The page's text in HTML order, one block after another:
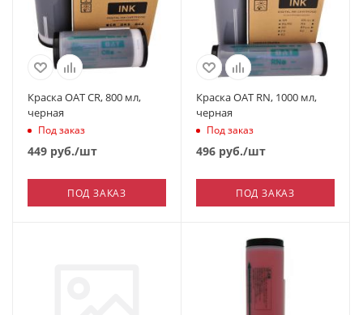
Краска OAT CR, 800 мл,
черная
Под заказ
449 руб./шт
ПОД ЗАКАЗ
Краска OAT RN, 1000 мл,
черная
Под заказ
496 руб./шт
ПОД ЗАКАЗ